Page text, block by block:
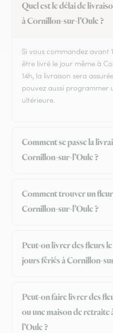
Quel est le délai de
à Cornillon-sur-l’Oule ?
Si vous commandez avant
être livré le jour même à
14h, la livraison sera
pouvez aussi programmer
ultérieure.
Comment se passe la
Cornillon-sur-l’Oule ?
Comment trouver un
Cornillon-sur-l’Oule ?
Peut-on livrer des fleurs
jours fériés à Cornillon-
Peut-on faire livrer des
ou une maison de
l’Oule ?